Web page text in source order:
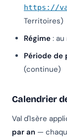
https://
Territoires)
Régime :
Période de
(continue)
Calendrier
Val d'Isère
par an —